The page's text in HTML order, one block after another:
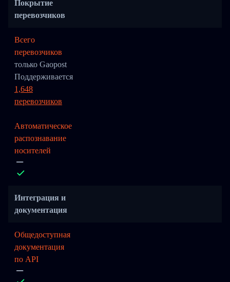
Покрытие
перевозчиков
Всего
перевозчиков
только Gaopost
Поддерживается
1,648
перевозчиков
Автоматическое
распознавание
носителей
Интеграция и
документация
Общедоступная
документация
по API